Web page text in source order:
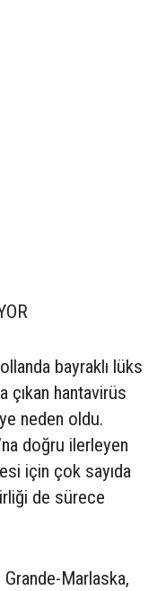
bayraklı lüks
çıkan hantavirüs
neden oldu.
doğru ilerleyen
için çok sayıda
de sürece
Marlaska,